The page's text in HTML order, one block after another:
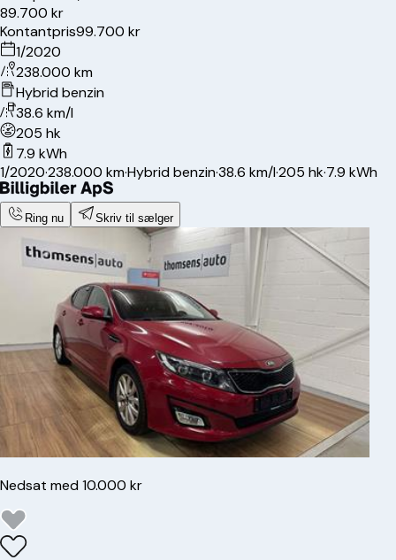
89.700 kr
Kontantpris99.700 kr
1/2020
238.000 km
Hybrid benzin
38.6 km/l
205 hk
7.9 kWh
1/2020·238.000 km·Hybrid benzin·38.6 km/l·205 hk·7.9 kWh
Ring nu Skriv til sælger
Nedsat med 10.000 kr